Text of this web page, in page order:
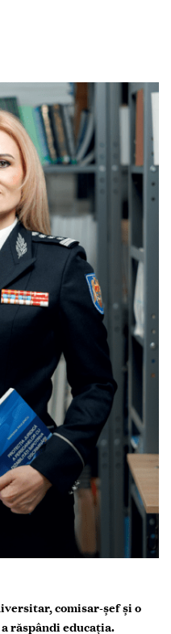
comisar-șef și o
răspândi educația.